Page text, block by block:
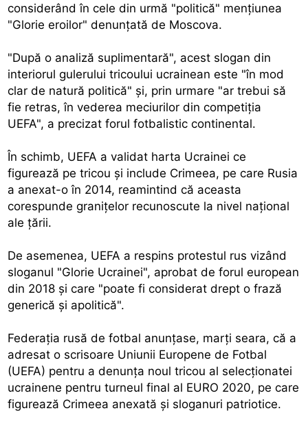
considerând în cele din urmă "politică" menţiunea
"Glorie eroilor" denunţată de Moscova.
"După o analiză suplimentară", acest slogan din
interiorul gulerului tricoului ucrainean este "în mod
clar de natură politică" şi, prin urmare "ar trebui să
fie retras, în vederea meciurilor din competiţia
UEFA", a precizat forul fotbalistic continental.
În schimb, UEFA a validat harta Ucrainei ce
figurează pe tricou şi include Crimeea, pe care Rusia
a anexat-o în 2014, reamintind că aceasta
corespunde graniţelor recunoscute la nivel naţional
ale ţării.
De asemenea, UEFA a respins protestul rus vizând
sloganul "Glorie Ucrainei", aprobat de forul european
din 2018 şi care "poate fi considerat drept o frază
generică şi apolitică".
Federaţia rusă de fotbal anunţase, marţi seara, că a
adresat o scrisoare Uniunii Europene de Fotbal
(UEFA) pentru a denunţa noul tricou al selecţionatei
ucrainene pentru turneul final al EURO 2020, pe care
figurează Crimeea anexată şi sloganuri patriotice.